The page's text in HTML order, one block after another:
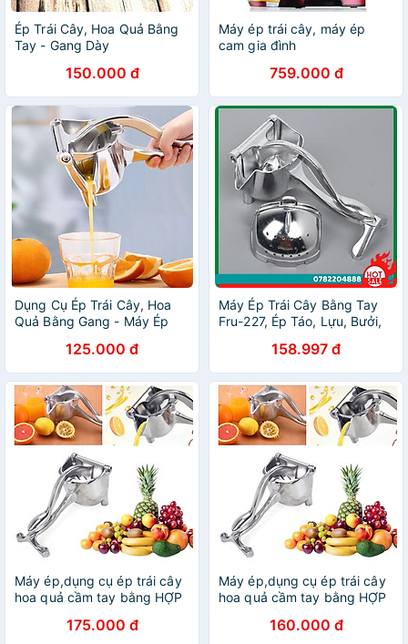
Ép Trái Cây, Hoa Quả Bằng
Tay - Gang Dày
150.000 đ
Máy ép trái cây, máy ép
cam gia đình
759.000 đ
Dụng Cụ Ép Trái Cây, Hoa
Quả Bằng Gang - Máy Ép
125.000 đ
Máy Ép Trái Cây Bằng Tay
Fru-227, Ép Táo, Lựu, Bưởi,
Chuyên Dụng - CH Hương
Thị Miễn Phí Vận Chuyển
158.997 đ
Máy ép,dụng cụ ép trái cây
hoa quả cầm tay bằng HỢP
175.000 đ
Máy ép,dụng cụ ép trái cây
hoa quả cầm tay bằng HỢP
160.000 đ